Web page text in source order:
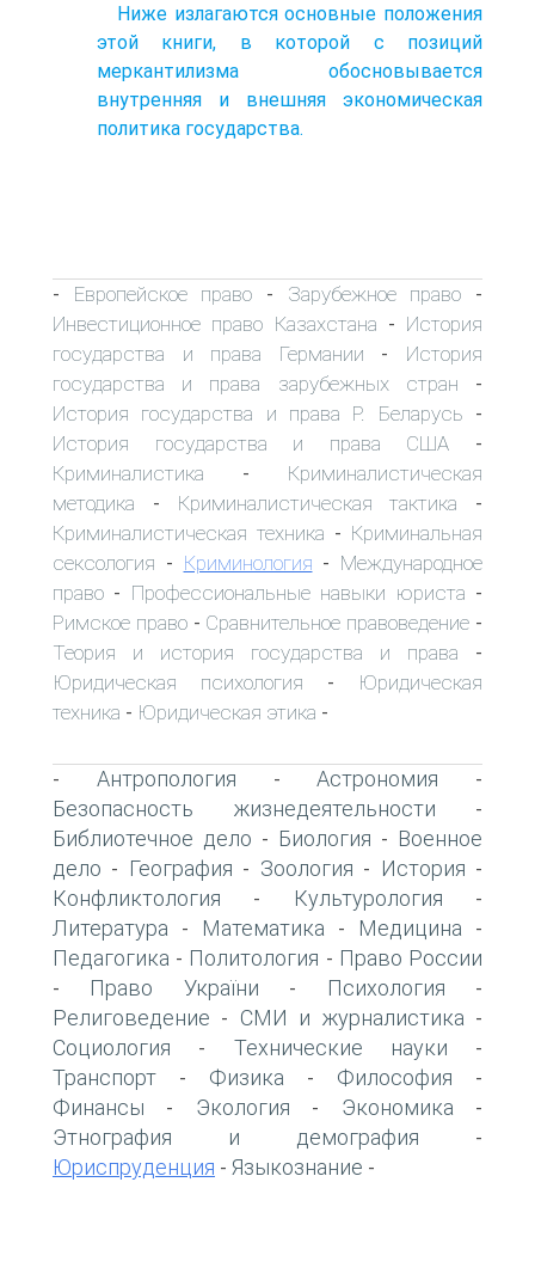
Ниже излагаются основные положения
этой книги, в которой с позиций
меркантилизма обосновывается
внутренняя и внешняя экономическая
политика государства.
- Европейское право - Зарубежное право -
Инвестиционное право Казахстана - История
государства и права Германии - История
государства и права зарубежных стран -
История государства и права Р. Беларусь -
История государства и права США -
Криминалистика - Криминалистическая
методика - Криминалистическая тактика -
Криминалистическая техника - Криминальная
сексология - Криминология - Международное
право - Профессиональные навыки юриста -
Римское право- Сравнительное правоведение -
Теория и история государства и права -
Юридическая психология -
Юридическая
техника - Юридическая этика -
- Антропология -Астрономия -
Безопасность жизнедеятельности -
Библиотечное дело - Биология - Военное
дело - География - Зоология - История -
Конфликтология - Культурология -
Литература - Математика - Медицина -
Педагогика - Политология - Право России
- Право України - Психология -
Религоведение - СМИ и журналистика -
Социология - Технические науки -
Транспорт - Физика - Философия -
Финансы - Экология - Экономика -
Этнография и демография -
Юриспруденция - Языкознание -